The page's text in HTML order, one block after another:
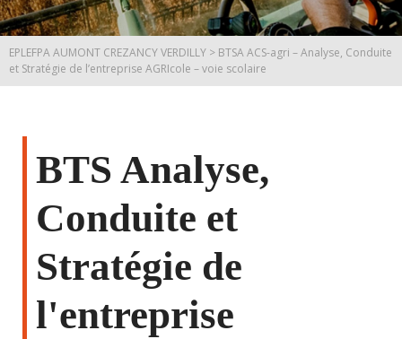
EPLEFPA AUMONT CREZANCY VERDILLY > BTSA ACS-agri – Analyse, Conduite
et Stratégie de l’entreprise AGRIcole – voie scolaire
BTS Analyse,
Conduite et
Stratégie de
l'entreprise